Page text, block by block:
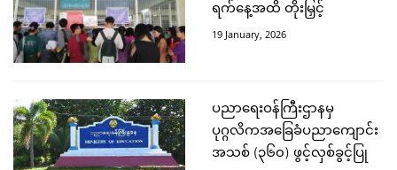
ရက်နေ့အထိ တိုးမြှင့်
19 January, 2026
ပညာရေးဝန်ကြီးဌာနမှ
ပုဂ္ဂလိကအခြေခံပညာကျောင်း
အသစ် (၃၆၀) ဖွင့်လှစ်ခွင့်ပြု